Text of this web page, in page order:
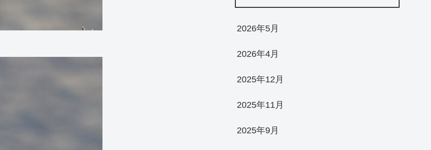
2026年5月
2026年4月
2025年12月
2025年11月
2025年9月